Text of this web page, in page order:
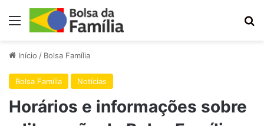
Menu
Início / Bolsa Família
Bolsa Família Notícias
Horários e informações sobre